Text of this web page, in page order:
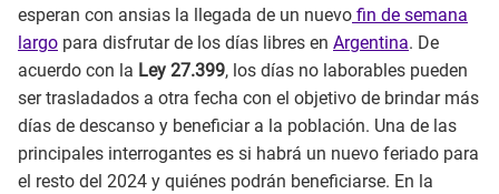
esperan con ansias la llegada de un nuevo fin de semana
largo para disfrutar de los días libres en Argentina. De
acuerdo con la Ley 27.399, los días no laborables pueden
ser trasladados a otra fecha con el objetivo de brindar más
días de descanso y beneficiar a la población. Una de las
principales interrogantes es si habrá un nuevo feriado para
el resto del 2024 y quiénes podrán beneficiarse. En la